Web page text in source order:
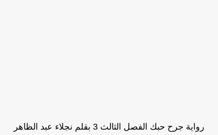
رواية جرح حبك الفصل الثالث 3 بقلم نجلاء عبد الظاهر